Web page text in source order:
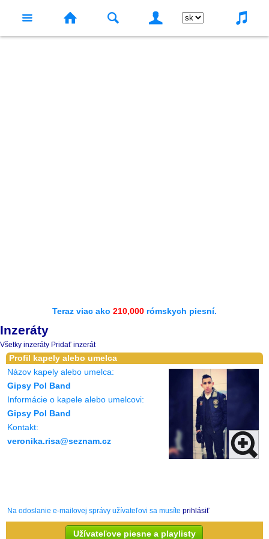
Teraz viac ako 210,000 rómskych piesní.
Inzeráty
Všetky inzeráty Pridať inzerát
Profil kapely alebo umelca
Názov kapely alebo umelca:
Gipsy Pol Band
Informácie o kapele alebo umelcovi:
Gipsy Pol Band
Kontakt:
veronika.risa@seznam.cz
Na odoslanie e-mailovej správy užívateľovi sa musíte prihlásiť
Užívateľove piesne a playlisty